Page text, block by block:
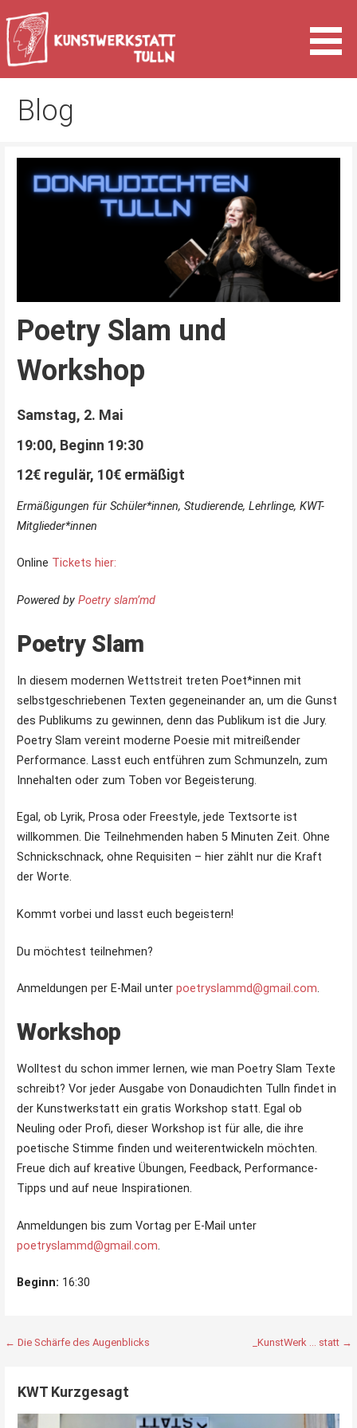
Inhalt
springen
Kunstwerkstatt Tulln
Blog
Poetry Slam und
Workshop
Samstag, 2. Mai
19:00, Beginn 19:30
12€ regulär, 10€ ermäßigt
Ermäßigungen für Schüler*innen, Studierende, Lehrlinge, KWT-
Mitglieder*innen
Online Tickets hier:
Powered by Poetry slam’md
Poetry Slam
In diesem modernen Wettstreit treten Poet*innen mit
selbstgeschriebenen Texten gegeneinander an, um die Gunst
des Publikums zu gewinnen, denn das Publikum ist die Jury.
Poetry Slam vereint moderne Poesie mit mitreißender
Performance. Lasst euch entführen zum Schmunzeln, zum
Innehalten oder zum Toben vor Begeisterung.
Egal, ob Lyrik, Prosa oder Freestyle, jede Textsorte ist
willkommen. Die Teilnehmenden haben 5 Minuten Zeit. Ohne
Schnickschnack, ohne Requisiten – hier zählt nur die Kraft
der Worte.
Kommt vorbei und lasst euch begeistern!
Du möchtest teilnehmen?
Anmeldungen per E-Mail unter poetryslammd@gmail.com.
Workshop
Wolltest du schon immer lernen, wie man Poetry Slam Texte
schreibt? Vor jeder Ausgabe von Donaudichten Tulln findet in
der Kunstwerkstatt ein gratis Workshop statt. Egal ob
Neuling oder Profi, dieser Workshop ist für alle, die ihre
poetische Stimme finden und weiterentwickeln möchten.
Freue dich auf kreative Übungen, Feedback, Performance-
Tipps und auf neue Inspirationen.
Anmeldungen bis zum Vortag per E-Mail unter
poetryslammd@gmail.com.
Beginn: 16:30
Beitragsnavigation
← Die Schärfe des Augenblicks _KunstWerk … statt →
KWT Kurzgesagt